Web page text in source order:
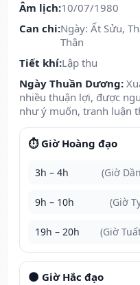
Âm lịch:10/07/1980
Can chi:Ngày: Ất Sửu,
Thân
Tiết khí:Lập thu
Ngày Thuần Dương:
nhiều thuận lợi, được
như ý muốn, tranh luận
⏱️ Giờ Hoàng đạo
3h – 4h (Giờ
9h – 10h (Giờ
19h – 20h (Giờ
🌑 Giờ Hắc đạo